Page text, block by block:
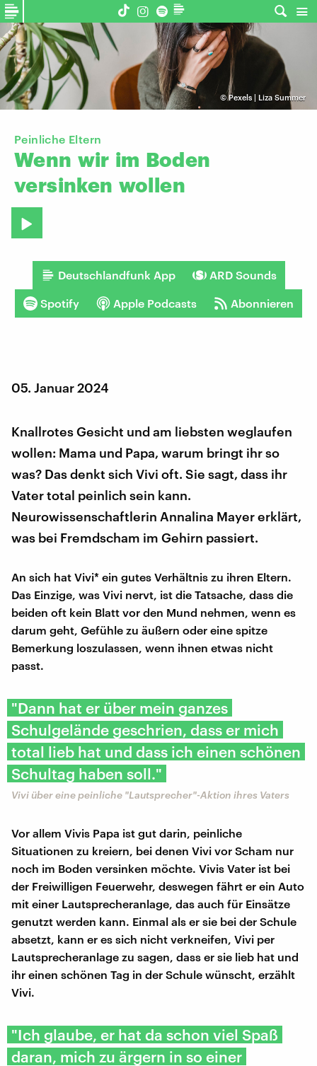
©Pexels | Liza Summer
Peinliche Eltern
Wenn wir im Boden
versinken wollen
Deutschlandfunk App ARD Sounds
Spotify Apple Podcasts Abonnieren
05. Januar 2024
Knallrotes Gesicht und am liebsten weglaufen
wollen: Mama und Papa, warum bringt ihr so
was? Das denkt sich Vivi oft. Sie sagt, dass ihr
Vater total peinlich sein kann.
Neurowissenschaftlerin Annalina Mayer erklärt,
was bei Fremdscham im Gehirn passiert.
An sich hat Vivi* ein gutes Verhältnis zu ihren Eltern.
Das Einzige, was Vivi nervt, ist die Tatsache, dass die
beiden oft kein Blatt vor den Mund nehmen, wenn es
darum geht, Gefühle zu äußern oder eine spitze
Bemerkung loszulassen, wenn ihnen etwas nicht
passt.
"Dann hat er über mein ganzes
Schulgelände geschrien, dass er mich
total lieb hat und dass ich einen schönen
Schultag haben soll."
Vivi über eine peinliche "Lautsprecher"-Aktion ihres Vaters
Vor allem Vivis Papa ist gut darin, peinliche
Situationen zu kreiern, bei denen Vivi vor Scham nur
noch im Boden versinken möchte. Vivis Vater ist bei
der Freiwilligen Feuerwehr, deswegen fährt er ein Auto
mit einer Lautsprecheranlage, das auch für Einsätze
genutzt werden kann. Einmal als er sie bei der Schule
absetzt, kann er es sich nicht verkneifen, Vivi per
Lautsprecheranlage zu sagen, dass er sie lieb hat und
ihr einen schönen Tag in der Schule wünscht, erzählt
Vivi.
"Ich glaube, er hat da schon viel Spaß
daran, mich zu ärgern in so einer